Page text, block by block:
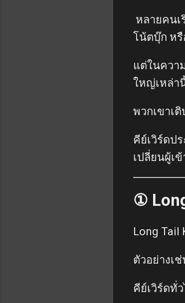
หลายคนเ
โน้ตบุ๊ก หรื
แต่ในควา
ใหญ่เหล่า
พวกเขาเ
คีย์เวิร์ดป
เปลี่ยนผู้เ
①
Long Tail
ตัวอย่างเ
คีย์เวิร์ดทั่ว